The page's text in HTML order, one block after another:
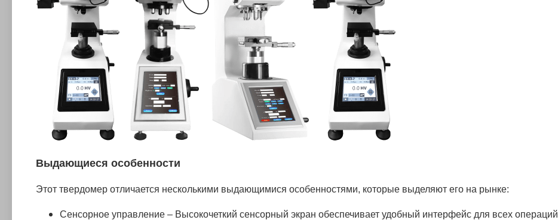
Выдающиеся особенности
Этот твердомер отличается несколькими выдающимися особенностями, которые выделяют его на рынке:
Сенсорное управление – Высокочеткий сенсорный экран обеспечивает удобный интерфейс для всех операций